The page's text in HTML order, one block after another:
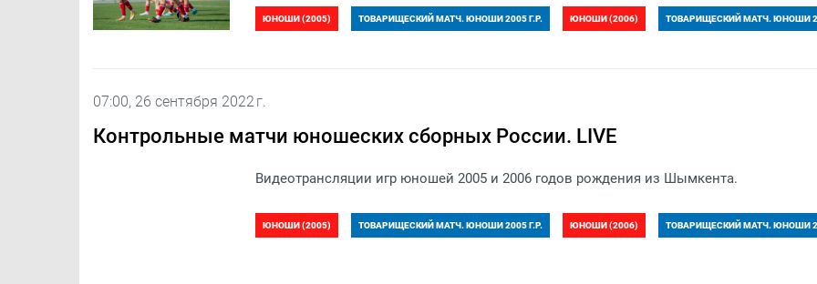
ЮНОШИ (2005) ТОВАРИЩЕСКИЙ МАТЧ. ЮНОШИ 2005 Г.Р. ЮНОШИ (2006) ТОВАРИЩЕСКИЙ МАТЧ. ЮНОШИ
07:00, 26 сентября 2022 г.
Контрольные матчи юношеских сборных России. LIVE
Видеотрансляции игр юношей 2005 и 2006 годов рождения из Шымкента.
ЮНОШИ (2005) ТОВАРИЩЕСКИЙ МАТЧ. ЮНОШИ 2005 Г.Р. ЮНОШИ (2006) ТОВАРИЩЕСКИЙ МАТЧ. ЮНОШИ